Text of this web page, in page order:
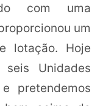
com uma
um
lotação. Hoje
Unidades
pretendemos